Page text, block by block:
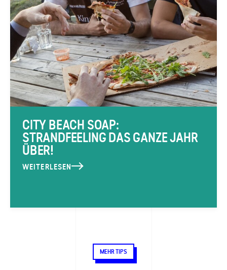
CITY BEACH SOAP:
STRANDFEELING DAS GANZE JAHR
ÜBER!
WEITERLESEN
MEHR TIPS